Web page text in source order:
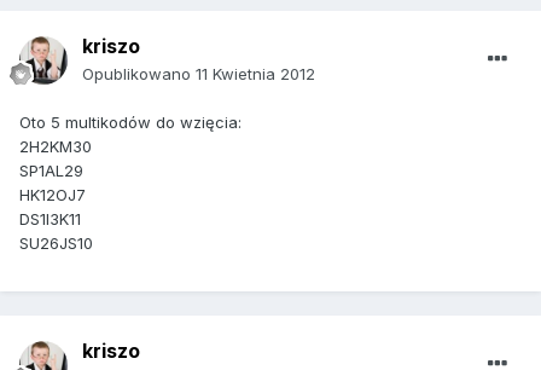
kriszo
Opublikowano 11 Kwietnia 2012
Oto 5 multikodów do wzięcia:
2H2KM30
SP1AL29
HK12OJ7
DS1I3K11
SU26JS10
kriszo